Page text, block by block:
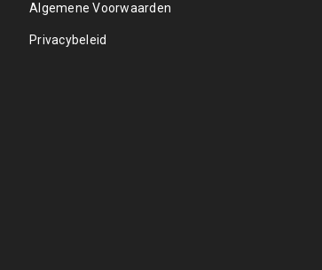
Algemene Voorwaarden
Privacybeleid